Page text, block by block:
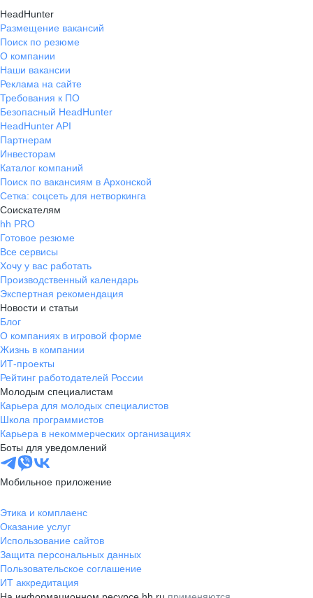
HeadHunter
Размещение вакансий
Поиск по резюме
О компании
Наши вакансии
Реклама на сайте
Требования к ПО
Безопасный HeadHunter
HeadHunter API
Партнерам
Инвесторам
Каталог компаний
Поиск по вакансиям в Архонской
Сетка: соцсеть для нетворкинга
Соискателям
hh PRO
Готовое резюме
Все сервисы
Хочу у вас работать
Производственный календарь
Экспертная рекомендация
Новости и статьи
Блог
О компаниях в игровой форме
Жизнь в компании
ИТ-проекты
Рейтинг работодателей России
Молодым специалистам
Карьера для молодых специалистов
Школа программистов
Карьера в некоммерческих организациях
Боты для уведомлений
Мобильное приложение
Этика и комплаенс
Оказание услуг
Использование сайтов
Защита персональных данных
Пользовательское соглашение
ИТ аккредитация